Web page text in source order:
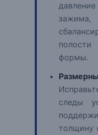
формы.
следы
толщину